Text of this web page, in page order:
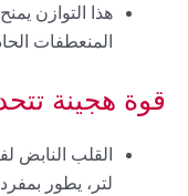
هذا التوازن
المنعطفات
قوة هجينة
لتر، يطور بمفرده